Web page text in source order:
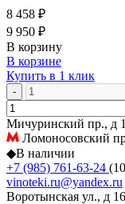
8 458 ₽
9 950 ₽
В корзину
В корзине
Купить в 1 клик
-
Мичуринский пр., д
Ломоносовский
◆В наличии
+7 (985) 761-63-24
vinoteki.ru@yandex.ru
Воротынская ул., д 16